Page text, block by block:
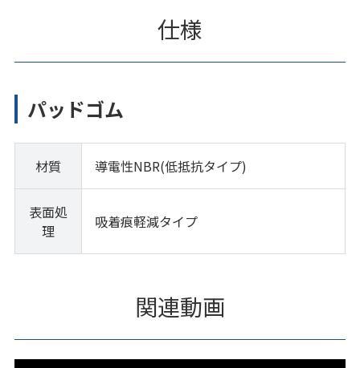
仕様
パッドゴム
材質 導電性NBR(低抵抗タイプ)
表面処
理
吸着痕軽減タイプ
関連動画